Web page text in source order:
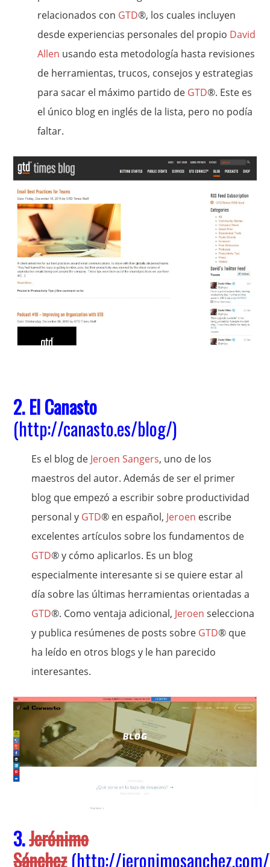
relacionados con GTD®, los cuales incluyen
desde experiencias personales del propio David
Allen usando esta metodología hasta revisiones
de herramientas, trucos, consejos y estrategias
para sacar el máximo partido de GTD®. Este es
el único blog en inglés de la lista, pero no podía
faltar.
2. El Canasto
(http://canasto.es/blog/)
Es el blog de Jeroen Sangers, uno de los
maestros del autor. Además de ser el primer
blog que empezó a escribir sobre productividad
personal y GTD® en español, Jeroen escribe
excelentes artículos sobre los fundamentos de
GTD® y cómo aplicarlos. Es un blog
especialmente interesante si se quiere estar al
día sobre las últimas herramientas orientadas a
GTD®. Como ventaja adicional, Jeroen selecciona
y publica resúmenes de posts sobre GTD® que
ha leído en otros blogs y le han parecido
interesantes.
3.Jerónimo
Sánchez(http://jeronimosanchez.com/